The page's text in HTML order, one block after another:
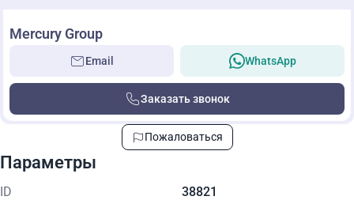
Mercury Group
Email WhatsApp
Заказать звонок
Пожаловаться
Параметры
ID 38821